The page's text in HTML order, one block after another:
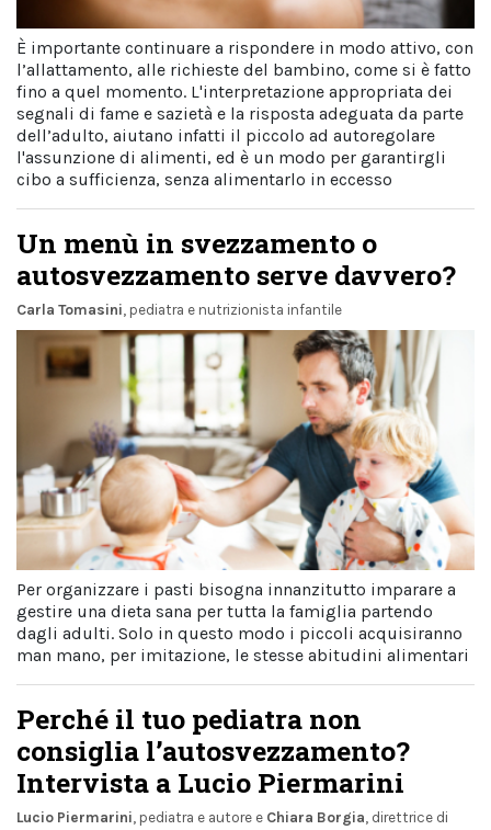
È importante continuare a rispondere in modo attivo, con
l’allattamento, alle richieste del bambino, come si è fatto
fino a quel momento. L'interpretazione appropriata dei
segnali di fame e sazietà e la risposta adeguata da parte
dell’adulto, aiutano infatti il piccolo ad autoregolare
l'assunzione di alimenti, ed è un modo per garantirgli
cibo a sufficienza, senza alimentarlo in eccesso
Un menù in svezzamento o
autosvezzamento serve davvero?
Carla Tomasini , pediatra e nutrizionista infantile
Per organizzare i pasti bisogna innanzitutto imparare a
gestire una dieta sana per tutta la famiglia partendo
dagli adulti. Solo in questo modo i piccoli acquisiranno
man mano, per imitazione, le stesse abitudini alimentari
Perché il tuo pediatra non
consiglia l’autosvezzamento?
Intervista a Lucio Piermarini
Lucio Piermarini, pediatra e autore e Chiara Borgia, direttrice di